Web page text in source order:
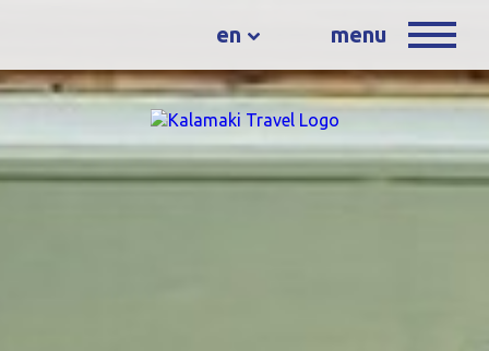
en menu